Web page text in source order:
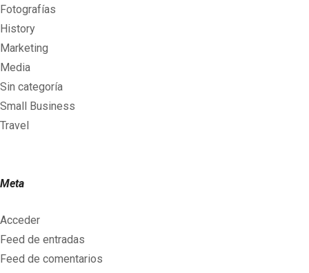
Fotografías
History
Marketing
Media
Sin categoría
Small Business
Travel
Meta
Acceder
Feed de entradas
Feed de comentarios